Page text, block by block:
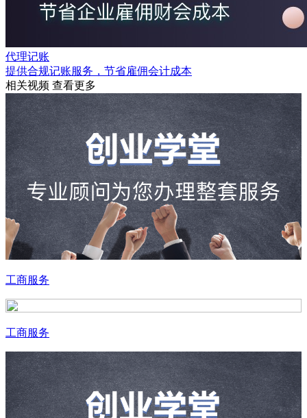
代理记账
提供合规记账服务，节省雇佣会计成本
相关视频 查看更多
工商服务
工商服务